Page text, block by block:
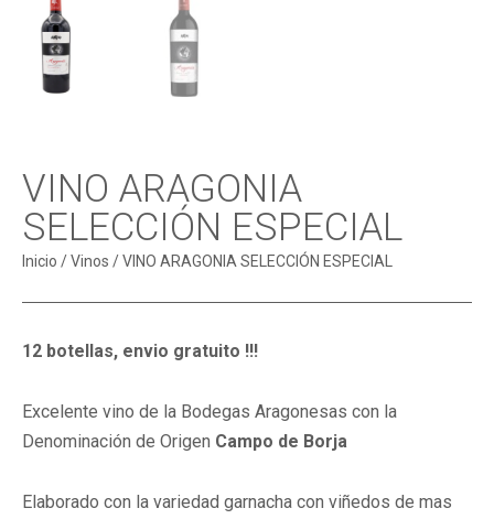
VINO ARAGONIA
SELECCIÓN ESPECIAL
Inicio /Vinos / VINO ARAGONIA SELECCIÓN ESPECIAL
12 botellas, envio gratuito !!!
Excelente vino de la Bodegas Aragonesas con la
Denominación de Origen Campo de Borja
Elaborado con la variedad garnacha con viñedos de mas